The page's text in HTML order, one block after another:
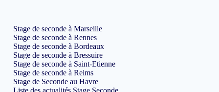
Stage de seconde à Marseille
Stage de seconde à Rennes
Stage de seconde à Bordeaux
Stage de seconde à Bressuire
Stage de seconde à Saint-Etienne
Stage de seconde à Reims
Stage de Seconde au Havre
Liste des actualités Stage Seconde…